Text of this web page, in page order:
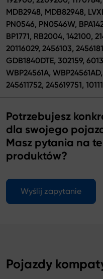
MDB2948, MDB82948,
PN0546, PN0546W,
BP1771, RB2004, 142100,
20116029, 2456103,
GDB1840DTE, 302159,
WBP24561A,
245611752, 245619751,
Potrzebujesz
dla swojego
Masz pytania na
produktów?
Wyślij zapytanie
Pojazdy